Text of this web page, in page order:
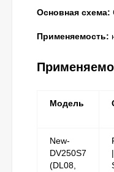
Основная схема:
Применяемость:
Модель
New-
DV250S7
(DL08,
|